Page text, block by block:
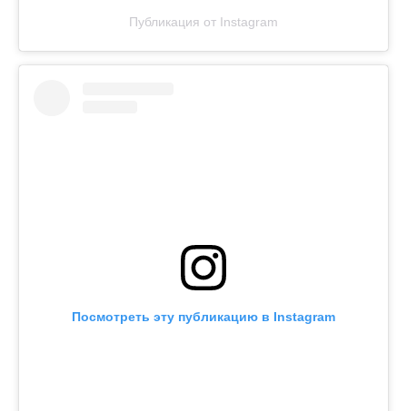
Публикация от Instagram
Посмотреть эту публикацию в Instagram